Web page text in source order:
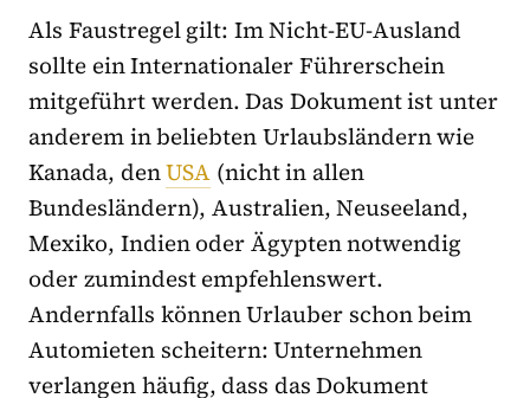
Als Faustregel gilt: Im Nicht-EU-Ausland
sollte ein Internationaler Führerschein
mitgeführt werden. Das Dokument ist unter
anderem in beliebten Urlaubsländern wie
Kanada, denUSA (nicht in allen
Bundesländern), Australien, Neuseeland,
Mexiko, Indien oder Ägypten notwendig
oder zumindest empfehlenswert.
Andernfalls können Urlauber schon beim
Automieten scheitern: Unternehmen
verlangen häufig, dass das Dokument